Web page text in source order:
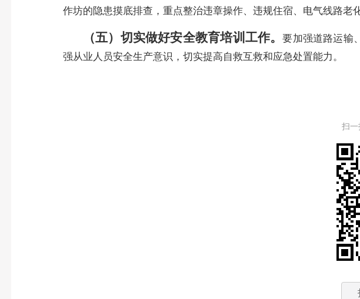
作坊的隐患摸底排查，重点整治违章操作、违规住宿、电气线路老
（五）切实做好安全教育培训工作。要加强道路运输
强从业人员安全生产意识，切实提高自救互救和应急处置能力。
扫一